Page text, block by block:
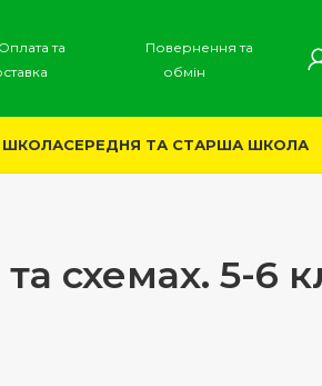
Оплата та
Повернення та
обмін
ШКОЛАСЕРЕДНЯ ТА СТАРША ШКОЛА
схемах. 5-6